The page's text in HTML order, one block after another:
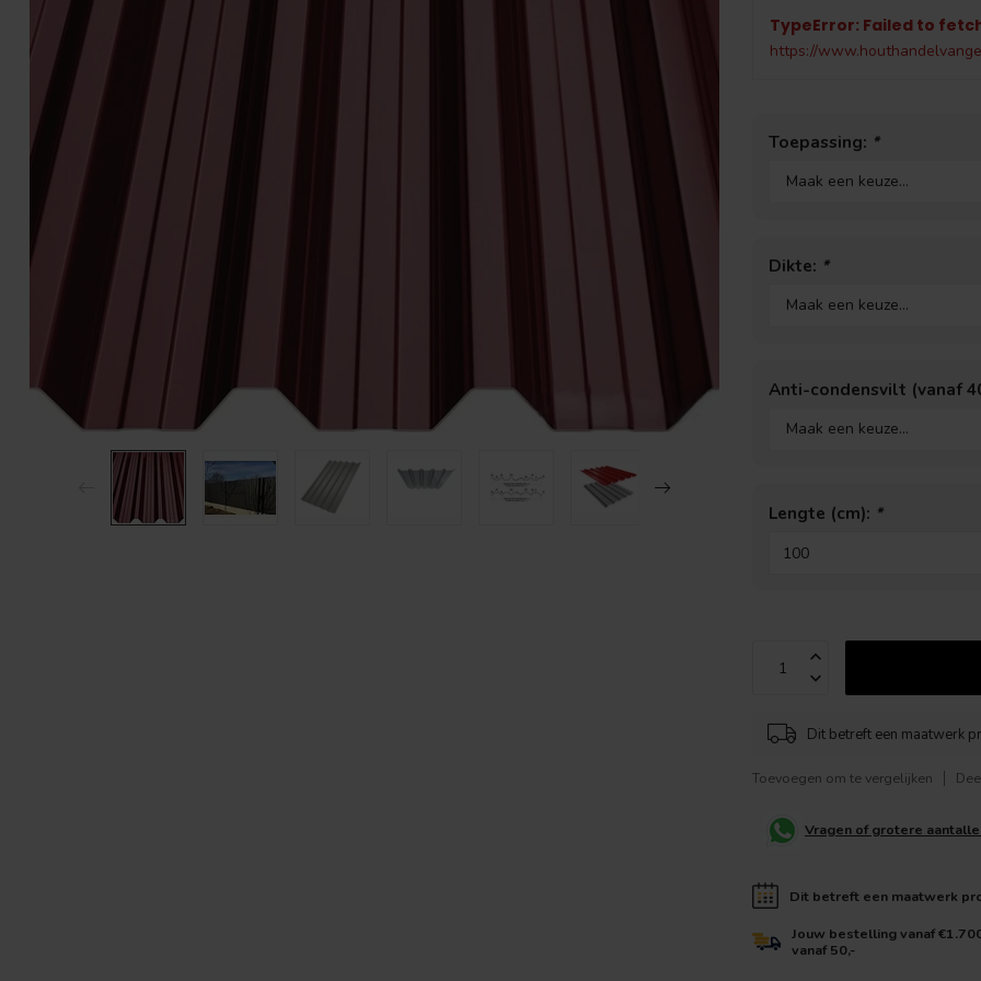
TypeError: Failed to
https://
Toepassing: *
Dikte: *
Anti-condensvilt (vanaf
Lengte (cm): *
Dit betreft een maatwerk
Toevoegen om te vergelijken
Vragen of grotere
Dit betreft een maatwerk
Jouw bestelling vanaf
vanaf 50,-